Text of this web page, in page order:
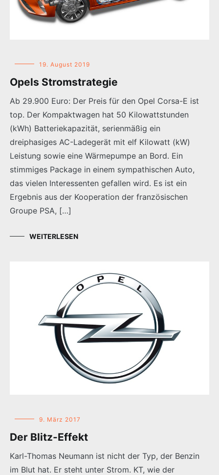
19. August 2019
Opels Stromstrategie
Ab 29.900 Euro: Der Preis für den Opel Corsa-E ist
top. Der Kompaktwagen hat 50 Kilowattstunden
(kWh) Batteriekapazität, serienmäßig ein
dreiphasiges AC-Ladegerät mit elf Kilowatt (kW)
Leistung sowie eine Wärmepumpe an Bord. Ein
stimmiges Package in einem sympathischen Auto,
das vielen Interessenten gefallen wird. Es ist ein
Ergebnis aus der Kooperation der französischen
Groupe PSA, […]
WEITERLESEN
9. März 2017
Der Blitz-Effekt
Karl-Thomas Neumann ist nicht der Typ, der Benzin
im Blut hat. Er steht unter Strom. KT, wie der